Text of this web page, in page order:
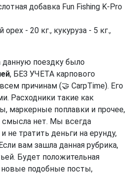
добавка Fun Fishing K-Pro
- 20 кг., кукуруза - 5 кг.,
данную поездку было
, БЕЗ УЧЕТА карпового
причинам (🤝 CarpTime). Его
Расходники такие как
маркерные поплавки и прочее,
смысла нет. Мы всегда
не тратить деньги на ерунду,
вам зашла данная рубрика,
Будет положительная
новые подобные посты,